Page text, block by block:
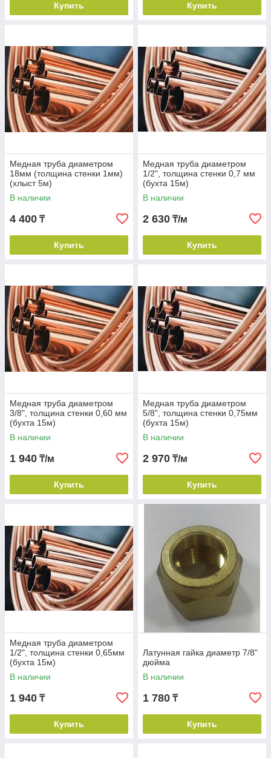
Купить Купить
Медная труба диаметром
18мм (толщина стенки 1мм)
(хлыст 5м)
В наличии
4 400 ₸
Купить
Медная труба диаметром
1/2", толщина стенки 0,7 мм
(бухта 15м)
В наличии
2 630 ₸/м
Купить
Медная труба диаметром
3/8", толщина стенки 0,60 мм
(бухта 15м)
В наличии
1 940 ₸/м
Купить
Медная труба диаметром
5/8", толщина стенки 0,75мм
(бухта 15м)
В наличии
2 970 ₸/м
Купить
Медная труба диаметром
1/2", толщина стенки 0,65мм
(бухта 15м)
В наличии
1 940 ₸
Купить
Латунная гайка диаметр 7/8"
дюйма
В наличии
1 780 ₸
Купить